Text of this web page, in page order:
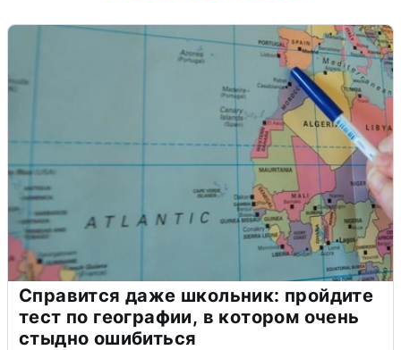
Справится даже школьник: пройдите
тест по географии, в котором очень
стыдно ошибиться